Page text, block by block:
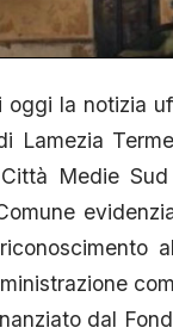
oggi la notizia
Lamezia
Medie
dal